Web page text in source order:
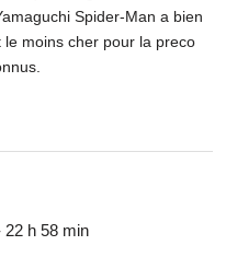
Spider-Man a bien
moins cher pour la preco
22 h 58 min